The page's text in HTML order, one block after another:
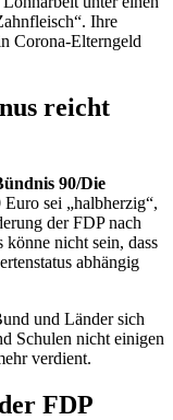
Ihre
Corona-Elterngeld
reicht
90/Die
sei „halbherzig“,
der FDP nach
nicht sein, dass
abhängig
und Länder sich
Schulen nicht einigen
verdient.
FDP